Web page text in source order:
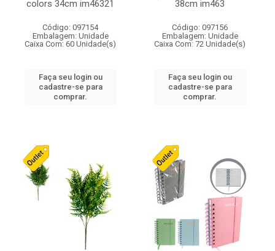
colors 34cm im46321
Código: 097154
Embalagem: Unidade
Caixa Com: 60 Unidade(s)
Faça seu login ou
cadastre-se para
comprar.
38cm im463
Código: 097156
Embalagem: Unidade
Caixa Com: 72 Unidade(s)
Faça seu login ou
cadastre-se para
comprar.